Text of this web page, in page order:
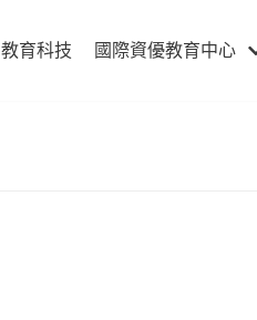
教育科技 國際資優教育中心